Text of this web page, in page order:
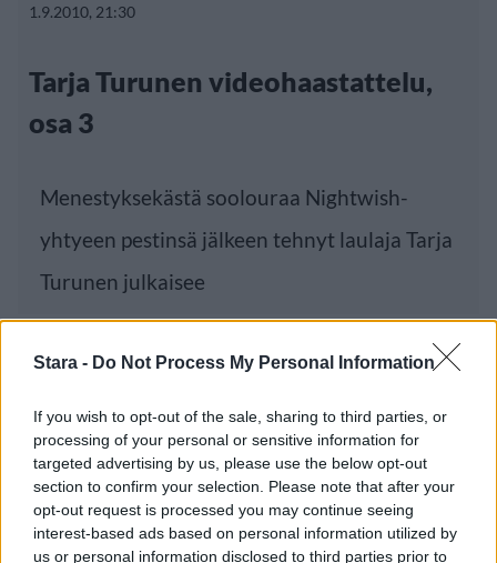
Stara - Do Not Process My Personal Information
If you wish to opt-out of the sale, sharing to third parties, or
processing of your personal or sensitive information for
targeted advertising by us, please use the below opt-out
section to confirm your selection. Please note that after your
opt-out request is processed you may continue seeing
interest-based ads based on personal information utilized by
us or personal information disclosed to third parties prior to
1.9.2010, 21:30
Tarja Turunen videohaastattelu,
osa 3
Menestyksekästä soolouraa Nightwish-
yhtyeen pestinsä jälkeen tehnyt laulaja Tarja
Turunen julkaisee